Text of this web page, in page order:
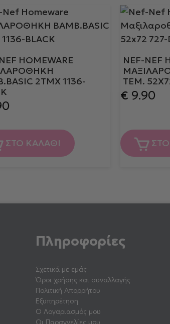
HOMEWARE
2ΤΜΧ 1136-
ΣΤΟ ΚΑΛΑΘΙ
NEF-NEF
ΤΕΜ.
€ 9.90
Πληροφορίες
Σχετικά με εμάς
Όροι χρήσης και συναλλαγής
Πολιτική Απορρήτου
Εξυπηρέτηση
Ο Λογαριασμός μου
Οι Παραγγελίες μου